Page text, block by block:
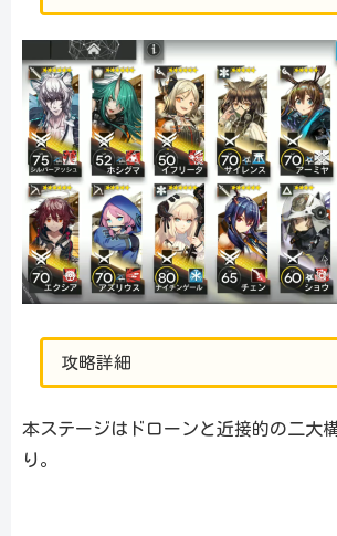
攻略詳細
本ステージはドローンと近接的の二大
り。